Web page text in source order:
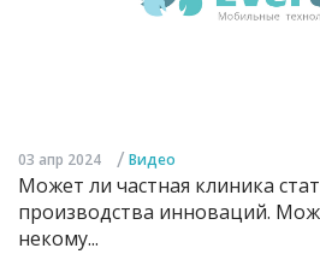
03 апр 2024 / Видео
Может ли частная клиника
производства инноваций.
некому...